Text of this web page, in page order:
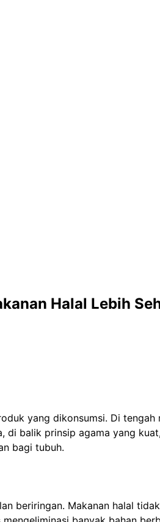
Halal Lebih
yang dikonsumsi. Di tengah
balik prinsip agama yang
bagi tubuh.
beriringan. Makanan halal